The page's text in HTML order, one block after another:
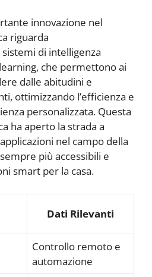
innovazione nel
riguarda
di intelligenza
che permettono ai
dalle abitudini e
ottimizzando l’efficienza e
personalizzata. Questa
ha aperto la strada a
nel campo della
più accessibili e
smart per la casa.
Dati Rilevanti
Controllo remoto e
automazione